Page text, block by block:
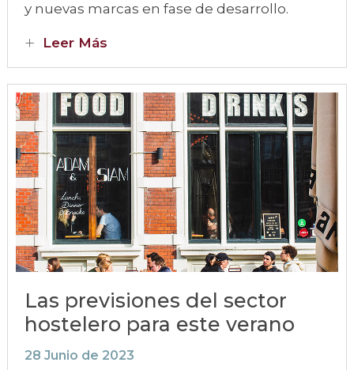
y nuevas marcas en fase de desarrollo.
Leer Más
Las previsiones del sector
hostelero para este verano
28 Junio de 2023